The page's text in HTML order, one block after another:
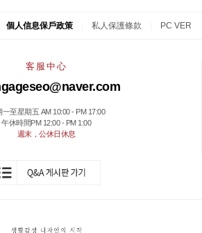
個人信息保戶政策 私人保護條款 PC VER
客服中心
一至星期五 AM 10:00 - PM 17:00
午休時間PM 12:00 - PM 1:00
週末，公休日休息